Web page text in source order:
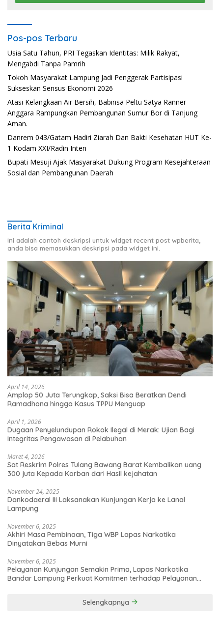
Pos-pos Terbaru
Usia Satu Tahun, PRI Tegaskan Identitas: Milik Rakyat,
Mengabdi Tanpa Pamrih
Tokoh Masyarakat Lampung Jadi Penggerak Partisipasi
Sukseskan Sensus Ekonomi 2026
Atasi Kelangkaan Air Bersih, Babinsa Peltu Satya Ranner
Anggara Rampungkan Pembangunan Sumur Bor di Tanjung
Aman.
Danrem 043/Gatam Hadiri Ziarah Dan Bakti Kesehatan HUT Ke-
1 Kodam XXI/Radin Inten
Bupati Mesuji Ajak Masyarakat Dukung Program Kesejahteraan
Sosial dan Pembangunan Daerah
Berita Kriminal
Ini adalah contoh deskripsi untuk widget recent post wpberita,
anda bisa memasukkan deskripsi pada widget ini.
April 14, 2026
Amplop 50 Juta Terungkap, Saksi Bisa Beratkan Dendi
Ramadhona hingga Kasus TPPU Menguap
April 1, 2026
Dugaan Penyelundupan Rokok Ilegal di Merak: Ujian Bagi
Integritas Pengawasan di Pelabuhan
Maret 4, 2026
Sat Reskrim Polres Tulang Bawang Barat Kembalikan uang
300 juta Kepada Korban dari Hasil kejahatan
November 24, 2025
Dankodaeral III Laksanakan Kunjungan Kerja ke Lanal
Lampung
November 6, 2025
Akhiri Masa Pembinaan, Tiga WBP Lapas Narkotika
Dinyatakan Bebas Murni
November 6, 2025
Pelayanan Kunjungan Semakin Prima, Lapas Narkotika
Bandar Lampung Perkuat Komitmen terhadap Pelayanan
Selengkapnya